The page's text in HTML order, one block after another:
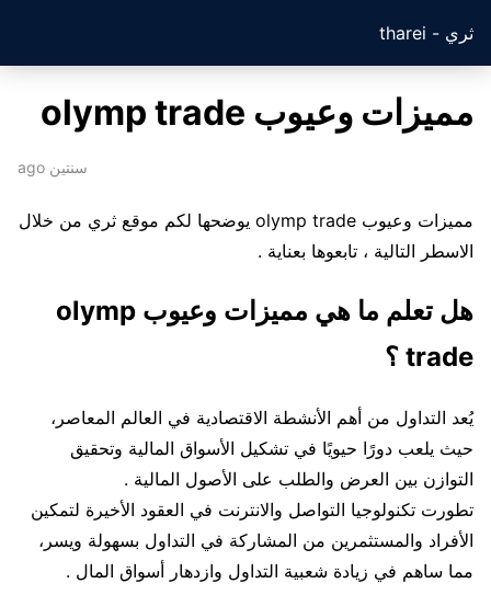
ثري - tharei
مميزات وعيوب olymp trade
سنتين ago
مميزات وعيوب olymp trade يوضحها لكم موقع ثري من خلال
الاسطر التالية ، تابعوها بعناية .
هل تعلم ما هي مميزات وعيوب olymp
trade ؟
يُعد التداول من أهم الأنشطة الاقتصادية في العالم المعاصر،
حيث يلعب دورًا حيويًا في تشكيل الأسواق المالية وتحقيق
التوازن بين العرض والطلب على الأصول المالية .
تطورت تكنولوجيا التواصل والانترنت في العقود الأخيرة لتمكين
الأفراد والمستثمرين من المشاركة في التداول بسهولة ويسر،
مما ساهم في زيادة شعبية التداول وازدهار أسواق المال .